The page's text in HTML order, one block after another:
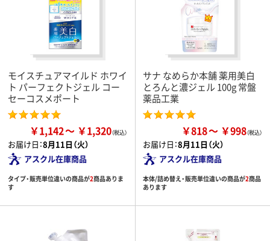
モイスチュアマイルド ホワイ
ト パーフェクトジェル コー
セーコスメポート
￥1,142 ￥1,320
お届け日：8月11日（火）
アスクル在庫商品
タイプ・販売単位違いの商品が2商品ありま
す
サナ なめらか本舗 薬用美白
とろんと濃ジェル 100g 常盤
薬品工業
￥818 ￥998
お届け日：8月11日（火）
アスクル在庫商品
本体/詰め替え・販売単位違いの商品が2商品
あります